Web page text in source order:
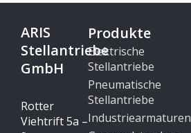
ARIS
Stellantriebe
GmbH
Rotter
Viehtrift 5a –
Produkte
Elektrische
Stellantriebe
Pneumatische
Stellantriebe
Industriearmaturen